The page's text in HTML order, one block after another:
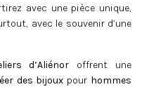
avec une pièce unique,
avec le souvenir d’une
d’Aliénor offrent une
des bijoux pour hommes